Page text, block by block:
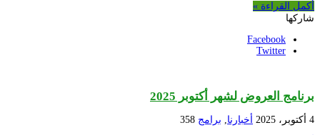
أكمل القراءة »
شاركها
Facebook
Twitter
برنامج العروض لشهر أكتوبر 2025
4 أكتوبر، 2025 أخبارنا برامج 358